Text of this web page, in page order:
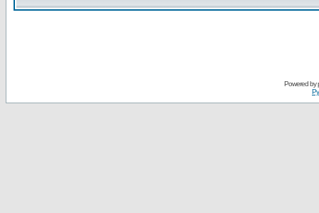
Powered by